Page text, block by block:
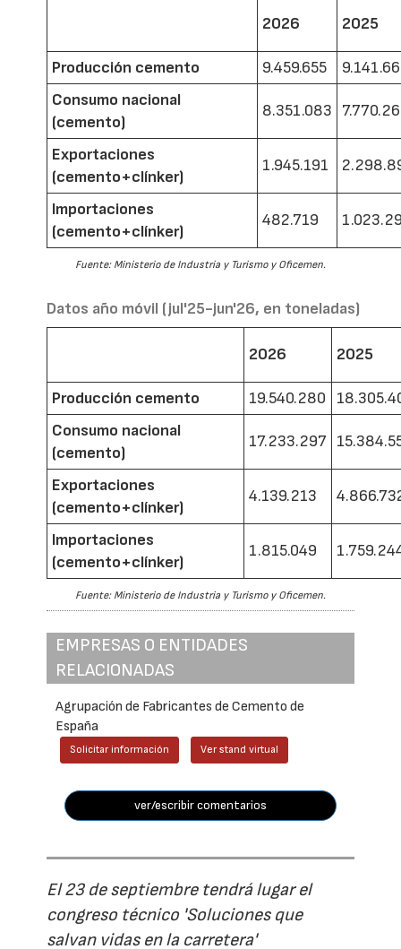
2026 2025
Producción cemento 9.459.655
Consumo nacional
(cemento)
8.351.083
Exportaciones
(cemento+clínker)
1.945.191
Importaciones
(cemento+clínker)
482.719
Fuente: Ministerio de Industria y Turismo y Oficemen.
Datos año móvil (jul'25-jun'26, en toneladas)
2026 2025
Producción cemento 19.540.280
Consumo nacional
(cemento)
17.233.297
Exportaciones
(cemento+clínker)
4.139.213
Importaciones
(cemento+clínker)
1.815.049
Fuente: Ministerio de Industria y Turismo y Oficemen.
EMPRESAS O ENTIDADES
RELACIONADAS
Agrupación de Fabricantes de Cemento de
España
Solicitar información Ver stand virtual
ver/escribir comentarios
El 23 de septiembre tendrá lugar el
congreso técnico 'Soluciones que
salvan vidas en la carretera'